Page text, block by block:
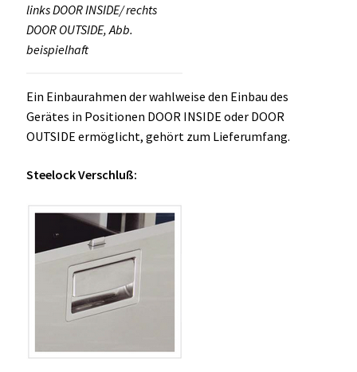
links DOOR INSIDE/ rechts
DOOR OUTSIDE, Abb.
beispielhaft
Ein Einbaurahmen der wahlweise den Einbau des
Gerätes in Positionen DOOR INSIDE oder DOOR
OUTSIDE ermöglicht, gehört zum Lieferumfang.
Steelock Verschluß: